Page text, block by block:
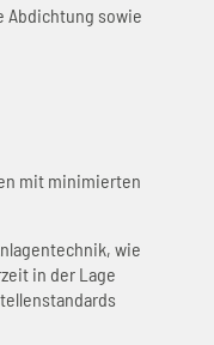
Abdichtung sowie
mit minimierten
wie
in der Lage